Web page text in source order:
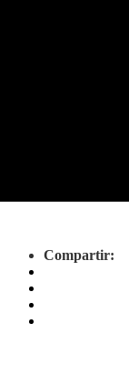
Compartir: